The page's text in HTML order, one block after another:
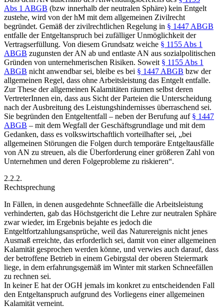
Abs 1 ABGB (bzw innerhalb der neutralen Sphäre) kein Entgelt
zustehe, wird von der hM mit dem allgemeinen Zivilrecht
begründet. Gemäß der zivilrechtlichen Regelung in § 1447 ABGB
entfalle der Entgeltanspruch bei zufälliger Unmöglichkeit der
Vertragserfüllung. Von diesem Grundsatz weiche § 1155 Abs 1
ABGB zugunsten der AN ab und entlaste AN aus sozialpolitischen
Gründen von unternehmerischen Risiken. Soweit § 1155 Abs 1
ABGB nicht anwendbar sei, bleibe es bei § 1447 ABGB bzw der
allgemeinen Regel, dass ohne Arbeitsleistung das Entgelt entfalle.
Zur These der allgemeinen Kalamitäten räumen selbst deren
VertreterInnen ein, dass aus Sicht der Parteien die Unterscheidung
nach der Ausbreitung des Leistungshindernisses überraschend sei.
Sie begründen den Entgeltentfall – neben der Berufung auf § 1447
ABGB – mit dem Wegfall der Geschäftsgrundlage und mit dem
Gedanken, dass es volkswirtschaftlich vorteilhafter sei, „bei
allgemeinen Störungen die Folgen durch temporäre Entgeltausfälle
von AN zu streuen, als die Überforderung einer größeren Zahl von
Unternehmen und deren Folgeprobleme zu riskieren“.
2.2.2.
Rechtsprechung
In Fällen, in denen ausgedehnte Schneefälle die Arbeitsleistung
verhinderten, gab das Höchstgericht die Lehre zur neutralen Sphäre
zwar wieder, im Ergebnis bejahte es jedoch die
Entgeltfortzahlungsansprüche, weil das Naturereignis nicht jenes
Ausmaß erreichte, das erforderlich sei, damit von einer allgemeinen
Kalamität gesprochen werden könne, und verwies auch darauf, dass
der betroffene Betrieb in einem Gebirgstal der oberen Steiermark
liege, in dem erfahrungsgemäß im Winter mit starken Schneefällen
zu rechnen sei.
In keiner E hat der OGH jemals im konkret zu entscheidenden Fall
den Entgeltanspruch aufgrund des Vorliegens einer allgemeinen
Kalamität verneint.